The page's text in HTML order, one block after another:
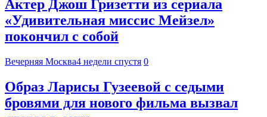
Актер Джош Гризетти из сериала
«Удивительная миссис Мейзел»
покончил с собой
Вечерняя Москва4 недели спустя 0
Образ Ларисы Гузеевой с седыми
бровями для нового фильма вызвал